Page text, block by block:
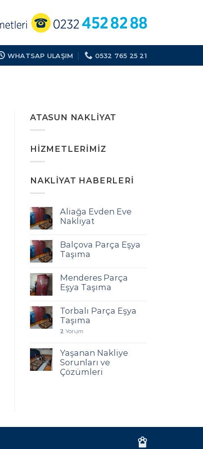
WHATSAP ULAŞIM 0532 765 25 21
ATASUN NAKLIYAT
HIZMETLERIMIZ
NAKLIYAT HABERLERI
Aliağa Evden Eve
Nakliyat
Balçova Parça Eşya
Taşıma
Menderes Parça
Eşya Taşıma
Torbalı Parça Eşya
Taşıma
2 Yorum
Yaşanan Nakliye
Sorunları ve
Çözümleri